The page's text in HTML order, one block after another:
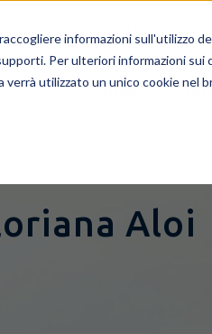
informazioni sull'utilizzo
Per ulteriori informazioni sui
utilizzato un unico cookie nel
AZIENDA
Aloi